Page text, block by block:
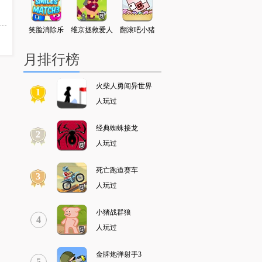
笑脸消除乐 维京拯救爱人 翻滚吧小猪
月排行榜
1
火柴人勇闯异世界
人玩过
2
经典蜘蛛接龙
人玩过
3
死亡跑道赛车
人玩过
4
小猪战群狼
人玩过
金牌炮弹射手3